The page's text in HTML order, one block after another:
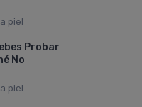
piel
Probar
No
piel